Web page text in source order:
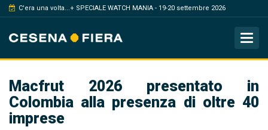
C'era una volta...+ SPECIALE WATCH MANIA - 19-20 settembre 2026
Macfrut 2026 presentato in
Colombia alla presenza di oltre 40
imprese